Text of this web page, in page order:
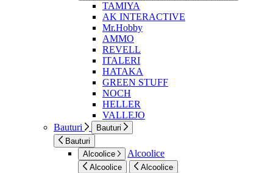
TAMIYA
AK INTERACTIVE
Mr.Hobby
AMMO
REVELL
ITALERI
HATAKA
GREEN STUFF
NOCH
HELLER
VALLEJO
Bauturi
Bauturi
Bauturi
Alcoolice
Alcoolice
Alcoolice Alcoolice